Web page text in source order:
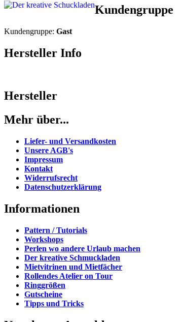
Kundengruppe
Kundengruppe: Gast
Hersteller Info
Hersteller
Mehr über...
Liefer- und Versandkosten
Unsere AGB's
Impressum
Kontakt
Widerrufsrecht
Datenschutzerklärung
Informationen
Pattern / Tutorials
Workshops
Perlen wo andere Urlaub machen
Der kreative Schmuckladen
Mietvitrinen und Mietfächer
Rollendes Atelier on Tour
Ringgrößen
Gutscheine
Tipps und Tricks